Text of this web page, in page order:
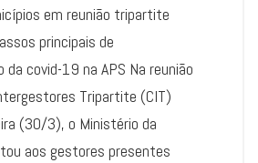
em reunião tripartite
principais de
covid-19 na APS Na reunião
Tripartite (CIT)
(30/3), o Ministério da
aos gestores presentes